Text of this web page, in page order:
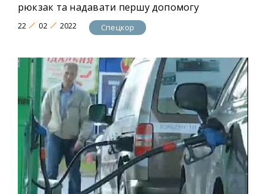
рюкзак та надавати першу допомогу
22 02 2022 Спецкор